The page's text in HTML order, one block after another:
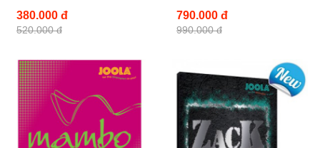
380.000 đ
520.000 đ
790.000 đ
990.000 đ